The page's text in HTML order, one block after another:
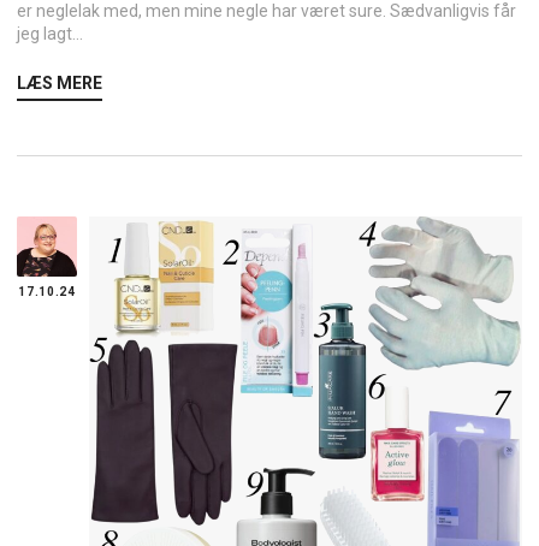
er neglelak med, men mine negle har været sure. Sædvanligvis får
jeg lagt...
LÆS MERE
17.10.24